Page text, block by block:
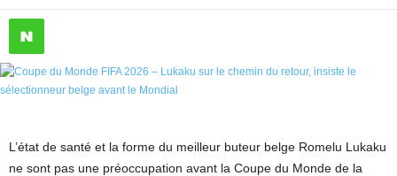
L’état de santé et la forme du meilleur buteur belge Romelu Lukaku
ne sont pas une préoccupation avant la Coupe du Monde de la